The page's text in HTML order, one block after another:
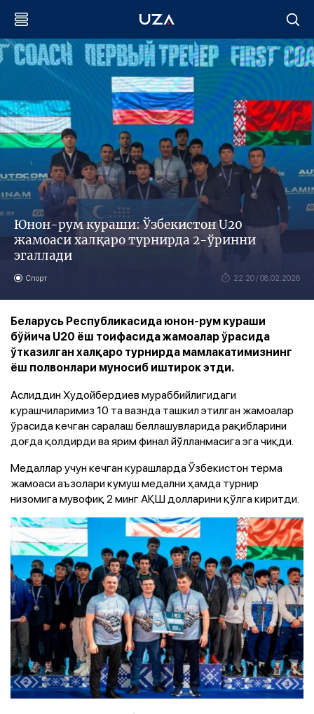
Юнон-рум кураши: Ўзбекистон U20
жамоаси халқаро турнирда 2-ўринни
эгаллади
Спорт 22:20 / 08.02.2026
Беларусь Республикасида юнон-рум кураши
бўйича U20 ёш тоифасида жамоалар ўрасида
ўтказилган халқаро турнирда мамлакатимизнинг
ёш полвонлари муносиб иштирок этди.
Аслиддин Худойбердиев мураббийлигидаги
курашчиларимиз 10 та вазнда ташкил этилган жамоалар
ўрасида кечган саралаш беллашувларида рақибларини
доғда қолдирди ва ярим финал йўлланмасига эга чиқди.
Медаллар учун кечган курашларда Ўзбекистон терма
жамоаси аъзолари кумуш медални ҳамда турнир
низомига мувофиқ 2 минг АҚШ долларини қўлга киритди.